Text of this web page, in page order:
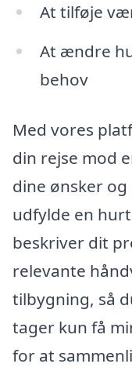
At tilføje
At ændre
behov
Med vores
din rejse mod
dine ønsker
udfylde en
beskriver dit
relevante
tilbygning, så
tager kun få
for at